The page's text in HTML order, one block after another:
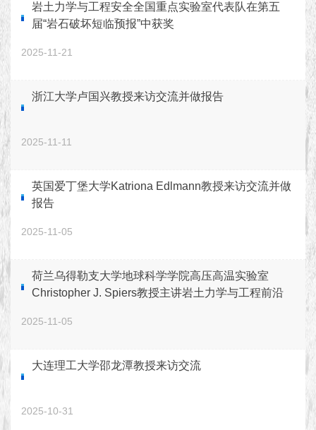
岩土力学与工程安全全国重点实验室代表队在第五
届“岩石破坏短临预报”中获奖
2025-11-21
浙江大学卢国兴教授来访交流并做报告
2025-11-11
英国爱丁堡大学Katriona Edlmann教授来访交流并做
报告
2025-11-05
荷兰乌得勒支大学地球科学学院高压高温实验室
Christopher J. Spiers教授主讲岩土力学与工程前沿
2025-11-05
大连理工大学邵龙潭教授来访交流
2025-10-31